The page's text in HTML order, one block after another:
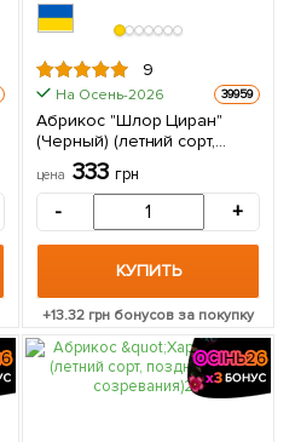
9
На Осень-2026 39959
Абрикос "Шлор Циран"
(Черный) (летний сорт,
среднепоздний срок
созревания) 1 саженец в
цена 333 грн
- +
КУПИТЬ
+13.32 грн бонусов за покупку